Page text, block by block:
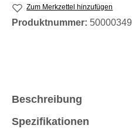
Zum Merkzettel hinzufügen
Produktnummer: 50000349
Beschreibung
Spezifikationen